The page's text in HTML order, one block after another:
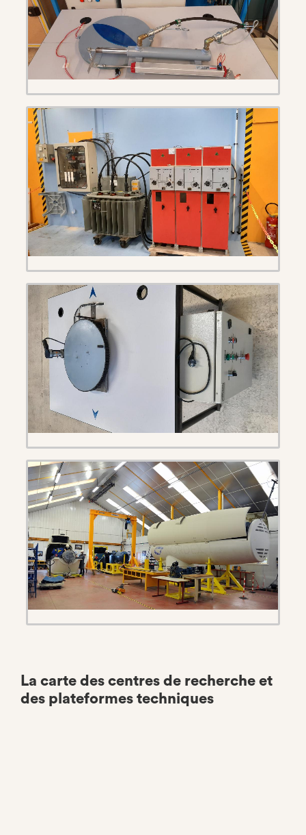
La carte des centres de recherche et
des plateformes techniques